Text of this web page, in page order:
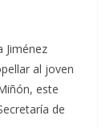
Jiménez
al joven
este
de